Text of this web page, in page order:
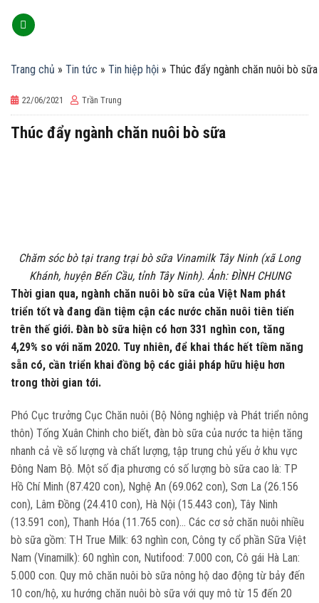
Trang chủ » Tin tức » Tin hiệp hội » Thúc đẩy ngành chăn nuôi bò sữa
22/06/2021 Trần Trung
Thúc đẩy ngành chăn nuôi bò sữa
Chăm sóc bò tại trang trại bò sữa Vinamilk Tây Ninh (xã Long
Khánh, huyện Bến Cầu, tỉnh Tây Ninh). Ảnh: ĐÌNH CHUNG
Thời gian qua, ngành chăn nuôi bò sữa của Việt Nam phát
triển tốt và đang dần tiệm cận các nước chăn nuôi tiên tiến
trên thế giới. Đàn bò sữa hiện có hơn 331 nghìn con, tăng
4,29% so với năm 2020. Tuy nhiên, để khai thác hết tiềm năng
sẵn có, cần triển khai đồng bộ các giải pháp hữu hiệu hơn
trong thời gian tới.
Phó Cục trưởng Cục Chăn nuôi (Bộ Nông nghiệp và Phát triển nông
thôn) Tống Xuân Chinh cho biết, đàn bò sữa của nước ta hiện tăng
nhanh cả về số lượng và chất lượng, tập trung chủ yếu ở khu vực
Đông Nam Bộ. Một số địa phương có số lượng bò sữa cao là: TP
Hồ Chí Minh (87.420 con), Nghệ An (69.062 con), Sơn La (26.156
con), Lâm Đồng (24.410 con), Hà Nội (15.443 con), Tây Ninh
(13.591 con), Thanh Hóa (11.765 con)… Các cơ sở chăn nuôi nhiều
bò sữa gồm: TH True Milk: 63 nghìn con, Công ty cổ phần Sữa Việt
Nam (Vinamilk): 60 nghìn con, Nutifood: 7.000 con, Cô gái Hà Lan:
5.000 con. Quy mô chăn nuôi bò sữa nông hộ dao động từ bảy đến
10 con/hộ, xu hướng chăn nuôi bò sữa với quy mô từ 15 đến 20